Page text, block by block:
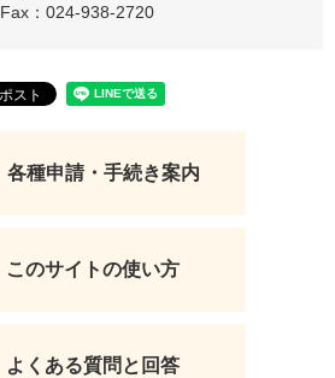
Fax：024-938-2720
各種申請・手続き案内
このサイトの使い方
よくある質問と回答